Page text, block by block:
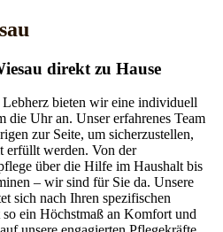
direkt zu Hause
bieten wir eine individuell
die Uhr an. Unser erfahrenes Team
zur Seite, um sicherzustellen,
erfüllt werden. Von der
über die Hilfe im Haushalt bis
– wir sind für Sie da. Unsere
sich nach Ihren spezifischen
ein Höchstmaß an Komfort und